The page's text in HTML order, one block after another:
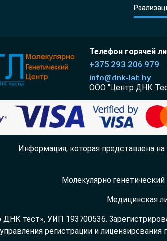
Телефон горячей
+375 293 206 979
info@dnk-lab.by
ООО "Центр ДНК
Информация, которая представлена
Молекулярно
Медицинская
тест», УИП 193700536.
регистрации и